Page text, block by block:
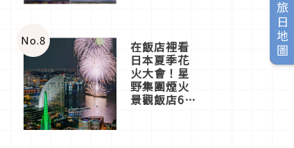
旅日地圖
店3分即達
No.8 在飯店裡看
日本夏季花
火大會！星
野集團煙火
景觀飯店6